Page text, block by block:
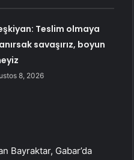
Teslim olmaya
savaşırız, boyun
8, 2026
Bayraktar, Gabar’da